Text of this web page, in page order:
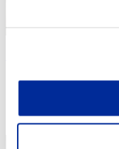
Puntos:Lv:1/07'05"88
4